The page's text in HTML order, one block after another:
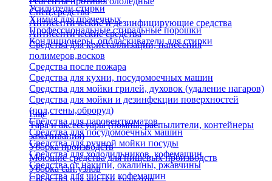
Усилители стирки
Химия для прачечных
Профессиональные стиральные порошки
Кондиционеры, ополаскиватели для стирки
Спец.средства
Антисептические и дезинфицирующие средства
Антисептические средства
Средства для кристаллизации, нанесения
полимеров,восков
Средства после пожара
Средства для кухни, посудомоечных машин
Средства для мойки грилей, духовок (удаление нагаров)
Средства для мойки и дезинфекции поверхностей
(пол,стены,оброруд)
Средства для паровенткоматов
Средства для посудомоечных машин
Средства для ручной мойки посуды
Средства для холодильников, кофемашин
Средства от накипи, окалины, ржавчины
Средства для чистки кофемашин
Еще
Тара и аксессуары (помпы, распылители, контейнеры
замачивания)
Уборка производств
Моющие средства для пищевых производств
Уборка сан.узлов